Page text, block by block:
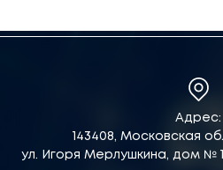
Адрес:
143408, Московская
ул. Игоря Мерлушкина, дом №